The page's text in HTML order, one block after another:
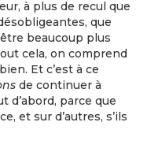
à plus de recul que
que
beaucoup plus
cela, on comprend
Et c’est à ce
de continuer à
d’abord, parce que
et sur d’autres, s’ils